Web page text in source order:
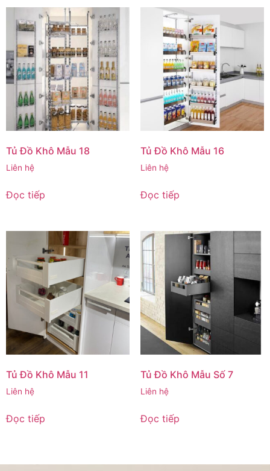
Tủ Đồ Khô Mẫu 18
Liên hệ
Đọc tiếp
Tủ Đồ Khô Mẫu 16
Liên hệ
Đọc tiếp
Tủ Đồ Khô Mẫu 11
Liên hệ
Đọc tiếp
Tủ Đồ Khô Mẫu Số 7
Liên hệ
Đọc tiếp